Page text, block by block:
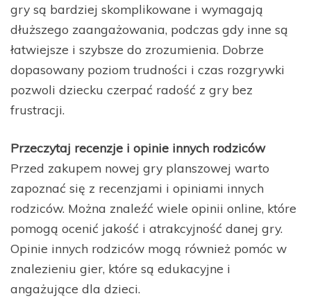
gry są bardziej skomplikowane i wymagają
dłuższego zaangażowania, podczas gdy inne są
łatwiejsze i szybsze do zrozumienia. Dobrze
dopasowany poziom trudności i czas rozgrywki
pozwoli dziecku czerpać radość z gry bez
frustracji.
Przeczytaj recenzje i opinie innych rodziców
Przed zakupem nowej gry planszowej warto
zapoznać się z recenzjami i opiniami innych
rodziców. Można znaleźć wiele opinii online, które
pomogą ocenić jakość i atrakcyjność danej gry.
Opinie innych rodziców mogą również pomóc w
znalezieniu gier, które są edukacyjne i
angażujące dla dzieci.